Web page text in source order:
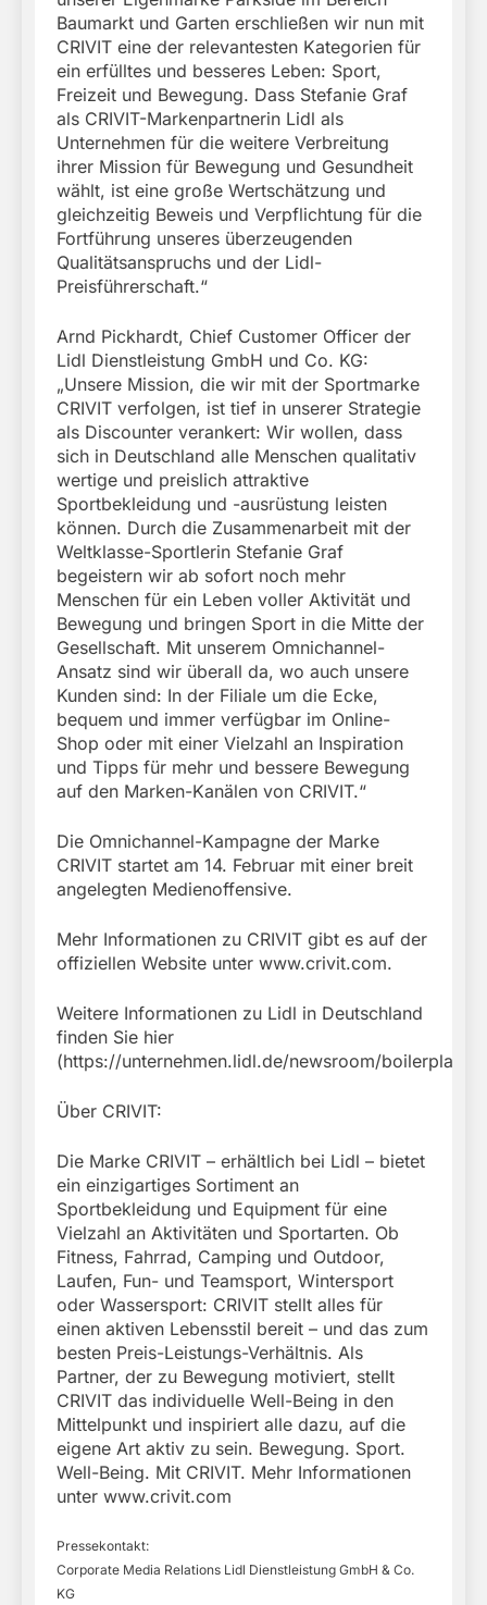
Baumarkt und Garten erschließen wir nun mit
CRIVIT eine der relevantesten Kategorien für
ein erfülltes und besseres Leben: Sport,
Freizeit und Bewegung. Dass Stefanie Graf
als CRIVIT-Markenpartnerin Lidl als
Unternehmen für die weitere Verbreitung
ihrer Mission für Bewegung und Gesundheit
wählt, ist eine große Wertschätzung und
gleichzeitig Beweis und Verpflichtung für die
Fortführung unseres überzeugenden
Qualitätsanspruchs und der Lidl-
Preisführerschaft.“
Arnd Pickhardt, Chief Customer Officer der
Lidl Dienstleistung GmbH und Co. KG:
„Unsere Mission, die wir mit der Sportmarke
CRIVIT verfolgen, ist tief in unserer Strategie
als Discounter verankert: Wir wollen, dass
sich in Deutschland alle Menschen qualitativ
wertige und preislich attraktive
Sportbekleidung und -ausrüstung leisten
können. Durch die Zusammenarbeit mit der
Weltklasse-Sportlerin Stefanie Graf
begeistern wir ab sofort noch mehr
Menschen für ein Leben voller Aktivität und
Bewegung und bringen Sport in die Mitte der
Gesellschaft. Mit unserem Omnichannel-
Ansatz sind wir überall da, wo auch unsere
Kunden sind: In der Filiale um die Ecke,
bequem und immer verfügbar im Online-
Shop oder mit einer Vielzahl an Inspiration
und Tipps für mehr und bessere Bewegung
auf den Marken-Kanälen von CRIVIT.“
Die Omnichannel-Kampagne der Marke
CRIVIT startet am 14. Februar mit einer breit
angelegten Medienoffensive.
Mehr Informationen zu CRIVIT gibt es auf der
offiziellen Website unter www.crivit.com.
Weitere Informationen zu Lidl in Deutschland
finden Sie hier
(https://unternehmen.lidl.de/newsroom/boilerplate).
Über CRIVIT:
Die Marke CRIVIT – erhältlich bei Lidl – bietet
ein einzigartiges Sortiment an
Sportbekleidung und Equipment für eine
Vielzahl an Aktivitäten und Sportarten. Ob
Fitness, Fahrrad, Camping und Outdoor,
Laufen, Fun- und Teamsport, Wintersport
oder Wassersport: CRIVIT stellt alles für
einen aktiven Lebensstil bereit – und das zum
besten Preis-Leistungs-Verhältnis. Als
Partner, der zu Bewegung motiviert, stellt
CRIVIT das individuelle Well-Being in den
Mittelpunkt und inspiriert alle dazu, auf die
eigene Art aktiv zu sein. Bewegung. Sport.
Well-Being. Mit CRIVIT. Mehr Informationen
unter www.crivit.com
Pressekontakt:
Corporate Media Relations Lidl Dienstleistung GmbH & Co.
KG